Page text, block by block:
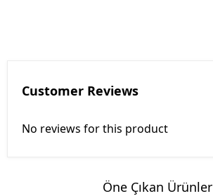
Customer Reviews
No reviews for this product
Öne Çıkan Ürünler